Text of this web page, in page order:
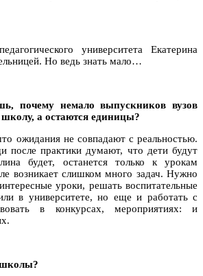
университета Екатерина
Но ведь знать мало…
почему немало выпускников вузов
школу, а остаются единицы?
ожидания не совпадают с реальностью.
после практики думают, что дети будут
будет, останется только к урокам
возникает слишком много задач. Нужно
уроки, решать воспитательные
в университете, но еще и работать с
в конкурсах, мероприятиях: и
школы?